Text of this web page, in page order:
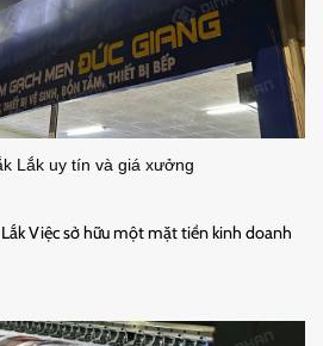
Lắk uy tín và giá xưởng
Việc sở hữu một mặt tiền kinh doanh